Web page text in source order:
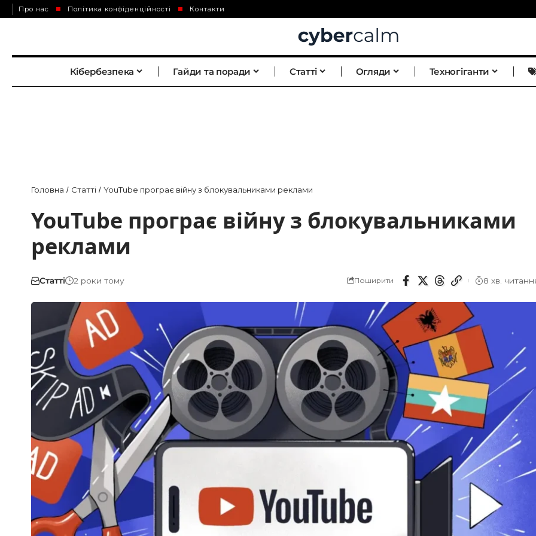
Про нас Політика конфіденційності Контакти
Кібербезпека Гайди та поради Статті Огляди Техногіганти
Головна / Статті / YouTube програє війну з блокувальниками реклами
YouTube програє війну з блокувальниками
реклами
Статті 2 роки тому Поширити 8 хв.